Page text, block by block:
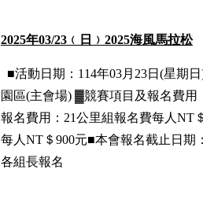
2025年03/23 ﹙日﹚2025海風馬拉松
■活動日期：114年03月23日(星期
園區(主會場) ▓競賽項目 及報名費用
報名費用 ：21公里組報名費每人NT
每人NT＄900元■本會報名截止日期
各組長報名